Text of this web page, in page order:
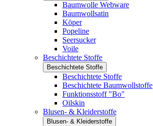
Baumwolle Webware
Baumwollsatin
Köper
Popeline
Seersucker
Voile
Beschichtete Stoffe
Beschichtete Stoffe
Beschichtete Stoffe
Beschichtete Baumwollstoffe
Funktionsstoff "Bo"
Oilskin
Blusen- & Kleiderstoffe
Blusen- & Kleiderstoffe